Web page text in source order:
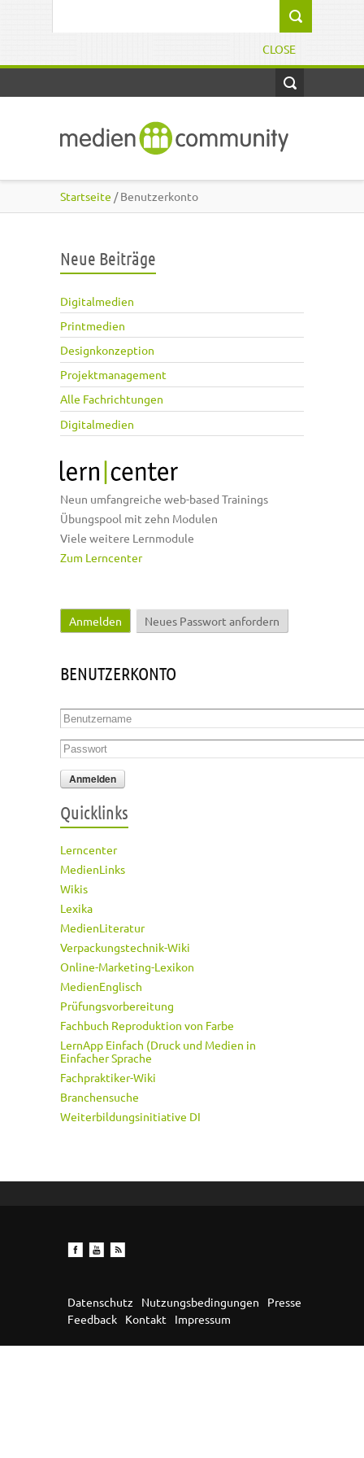
CLOSE
Startseite / Benutzerkonto
Neue Beiträge
Digitalmedien
Printmedien
Designkonzeption
Projektmanagement
Alle Fachrichtungen
Digitalmedien
Neun umfangreiche web-based Trainings
Übungspool mit zehn Modulen
Viele weitere Lernmodule
Zum Lerncenter
Haupt-Reiter
Anmelden (aktiver Reiter)
Neues Passwort anfordern
BENUTZERKONTO
Benutzername
Passwort
Quicklinks
Lerncenter
MedienLinks
Wikis
Lexika
MedienLiteratur
Verpackungstechnik-Wiki
Online-Marketing-Lexikon
MedienEnglisch
Prüfungsvorbereitung
Fachbuch Reproduktion von Farbe
LernApp Einfach (Druck und Medien in
Einfacher Sprache
Fachpraktiker-Wiki
Branchensuche
Weiterbildungsinitiative DI
Datenschutz Nutzungsbedingungen
Presse
Feedback
Kontakt Impressum